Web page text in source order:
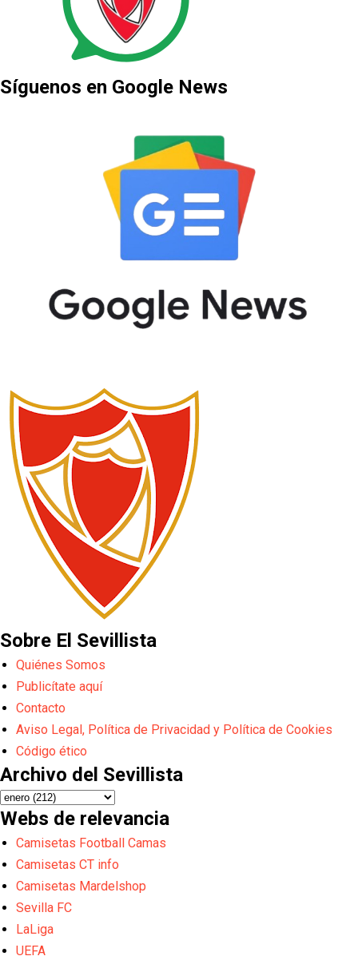
Síguenos en Google News
Sobre El Sevillista
Quiénes Somos
Publicítate aquí
Contacto
Aviso Legal, Política de Privacidad y Política de Cookies
Código ético
Archivo del Sevillista
Webs de relevancia
Camisetas Football Camas
Camisetas CT info
Camisetas Mardelshop
Sevilla FC
LaLiga
UEFA